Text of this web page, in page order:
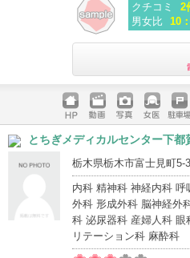
クチコミ
2
男女比 10
ホームペ
ージ
動画 写真 女医 駐車場
とちぎメディカルセンター下都
栃木県栃木市富士見町5-
内科 精神科 神経内科
外科 形成外科 脳神経外
科 泌尿器科 産婦人科
リテーション科 麻酔科